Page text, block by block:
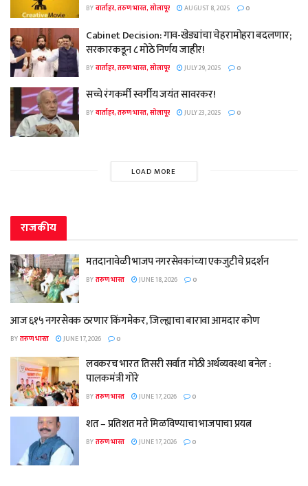
BYवार्ताहर, तरुण भारत, सोलापूर AUGUST 8, 2025 0
Cabinet Decision: गाव-खेड्यांचा चेहरामोहरा बदलणार;
सरकारकडून ८ मोठे निर्णय जाहीर!
BYवार्ताहर, तरुण भारत, सोलापूर JULY 29, 2025 0
सच्चे रंगकर्मी स्वर्गीय जयंत सावरकर!
BYवार्ताहर, तरुण भारत, सोलापूर JULY 23, 2025 0
LOAD MORE
राजकीय
मतदानावेळी भाजप नगरसेवकांच्या एकजुटीचे प्रदर्शन
BYतरुण भारत JUNE 18, 2026 0
आज ६१५ नगरसेवक ठरणार किंगमेकर, जिल्ह्याचा बारावा आमदार कोण
BYतरुण भारत JUNE 17, 2026 0
लवकरच भारत तिसरी सर्वात मोठी अर्थव्यवस्था बनेल :
पालकमंत्री गोरे
BYतरुण भारत JUNE 17, 2026 0
शत – प्रतिशत मते मिळविण्याचा भाजपाचा प्रयत्न
BYतरुण भारत JUNE 17, 2026 0